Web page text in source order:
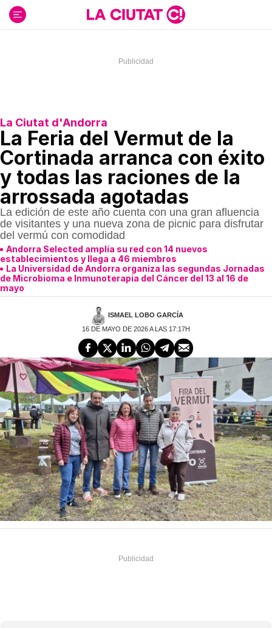
contenido
La Ciutat d'Andorra
La Feria del Vermut de la
Cortinada arranca con éxito
y todas las raciones de la
arrossada agotadas
La edición de este año cuenta con una gran afluencia
de visitantes y una nueva zona de picnic para disfrutar
del vermú con comodidad
Andorra Selected amplía su red con 14 nuevos
establecimientos y llega a 46 miembros
La Universidad de Andorra organiza las segundas Jornadas
de Microbioma e Inmunoterapia del Cáncer del 13 al 16 de
mayo
ISMAEL LOBO GARCÍA
16 DE MAYO DE 2026 A LAS 17:17H